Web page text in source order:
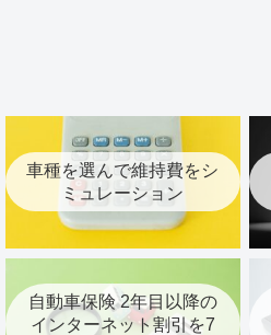
車種を選んで維持費をシ
ミュレーション
自動車保険 2年目以降の
インターネット割引を7